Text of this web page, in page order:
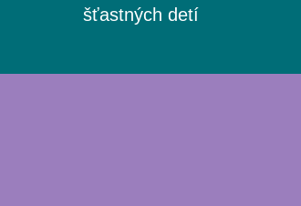
šťastných detí